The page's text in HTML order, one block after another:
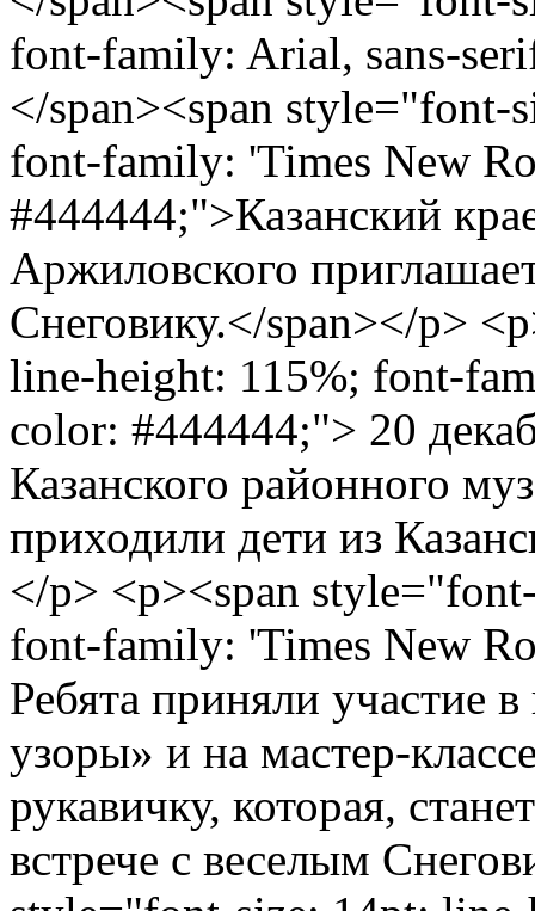
font-family: Arial, sans-
</span><span
font-family: 'Times New
#444444;">Казанский
Аржиловского
Снеговику.</span></p>
line-height: 115%; font-
color: #444444;"> 20
Казанского районного
приходили дети из
</p> <p><span
font-family: 'Times New
Ребята приняли участие
узоры» и на мастер-
рукавичку, которая,
встрече с веселым